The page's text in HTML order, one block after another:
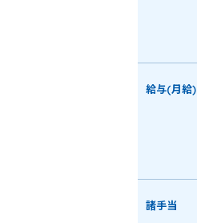
給与(月給)
諸手当